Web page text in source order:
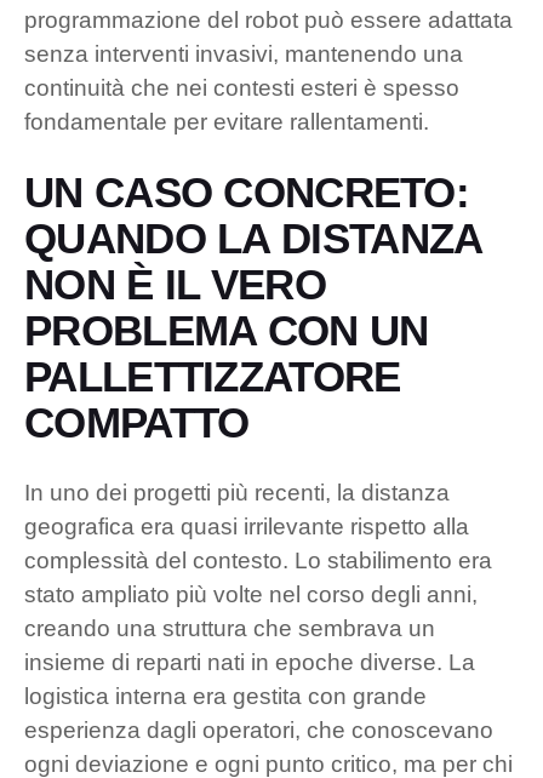
programmazione del robot può essere adattata
senza interventi invasivi, mantenendo una
continuità che nei contesti esteri è spesso
fondamentale per evitare rallentamenti.
UN CASO CONCRETO:
QUANDO LA DISTANZA
NON È IL VERO
PROBLEMA CON UN
PALLETTIZZATORE
COMPATTO
In uno dei progetti più recenti, la distanza
geografica era quasi irrilevante rispetto alla
complessità del contesto. Lo stabilimento era
stato ampliato più volte nel corso degli anni,
creando una struttura che sembrava un
insieme di reparti nati in epoche diverse. La
logistica interna era gestita con grande
esperienza dagli operatori, che conoscevano
ogni deviazione e ogni punto critico, ma per chi